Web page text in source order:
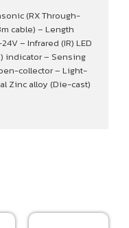
(RX Through-
cable) – Length
– Infrared (IR) LED
indicator – Sensing
collector – Light-
Zinc alloy (Die-cast)